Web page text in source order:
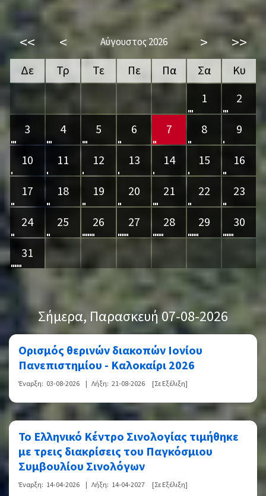
<< < Αύγουστος 2026 > >>
Δε Τρ Τε Πε Πα Σα
Κυ
1
2
3
4 5 6 7 8
9
10
11 12 13 14 15
16
17
18 19 20 21 22
23
24
25 26 27 28 29
30
31
Σήμερα, Παρασκευή 07-08-2026
Ορισμός θερινών διακοπών Ιονίου
Πανεπιστημίου - Καλοκαίρι 2026
Έναρξη: 03-08-2026 | Λήξη: 21-08-2026 [Σε Εξέλιξη]
Το Ελληνικό Κέντρο Σινολογίας τιμήθηκε
με τρεις διακρίσεις του Παγκόσμιου
Συμβουλίου Σινολόγων
Έναρξη: 14-04-2026 | Λήξη: 14-04-2027 [Σε Εξέλιξη]